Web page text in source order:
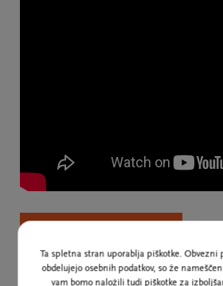
Ta spletna stran uporablja piškotke. Obvezni
obdelujejo osebnih podatkov, so že
vam bomo naložili tudi piškotke za